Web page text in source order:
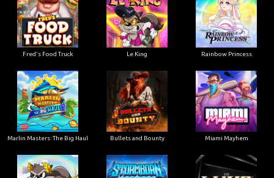
Fred's Food Truck Le King Rainbow Princess
Marlin Masters: The Big Haul Bullets and Bounty Miami Mayhem